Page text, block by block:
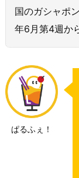
国のガシャポ
年6月第4週か
ぱるふぇ！